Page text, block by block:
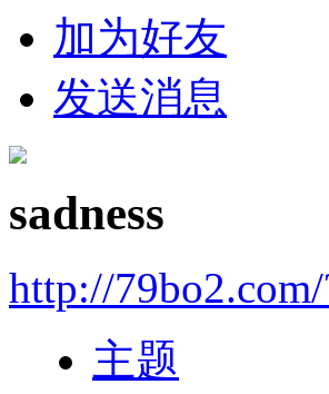
加为好友
发送消息
sadness
http://79bo2.com/
主题